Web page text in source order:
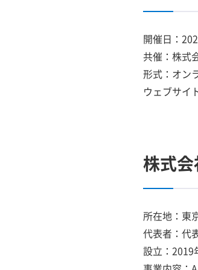
開催日：
共催：株式
形式：オン
ウェブサイ
株式
所在地：東
代表者：代
設立：2019